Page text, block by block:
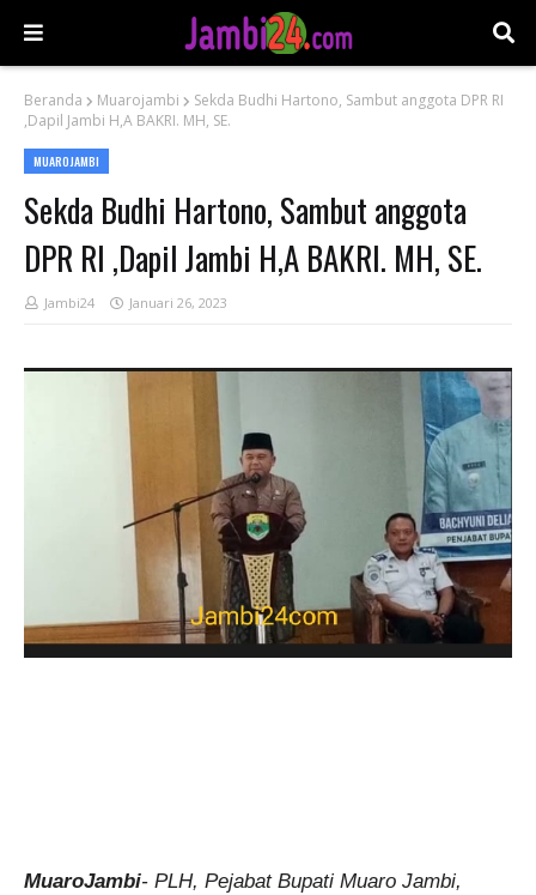
Beranda Muarojambi
Sekda Budhi Hartono, Sambut anggota DPR RI
,Dapil Jambi H,A BAKRI. MH, SE.
MUAROJAMBI
Sekda Budhi Hartono, Sambut anggota
DPR RI ,Dapil Jambi H,A BAKRI. MH, SE.
Jambi24 Januari 26, 2023
MuaroJambi- PLH, Pejabat Bupati Muaro Jambi,